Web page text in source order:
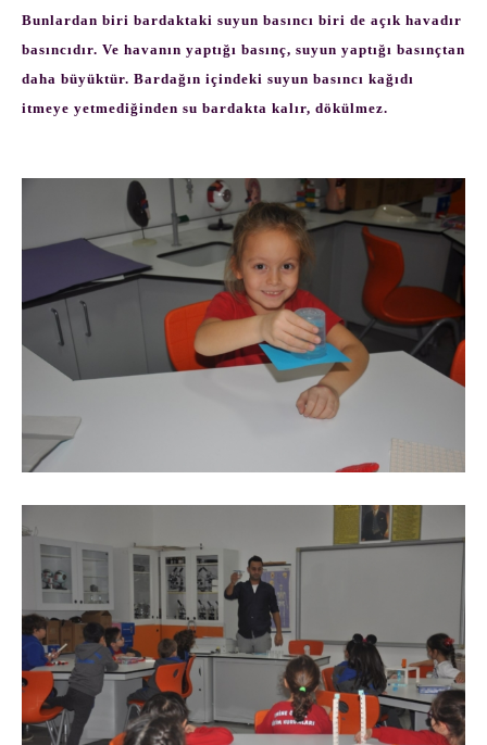
Bunlardan biri bardaktaki suyun basıncı biri de açık havadır
basıncıdır. Ve havanın yaptığı basınç, suyun yaptığı basınçtan
daha büyüktür. Bardağın içindeki suyun basıncı kağıdı
itmeye yetmediğinden su bardakta kalır, dökülmez.